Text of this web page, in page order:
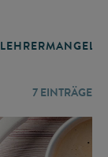
LEHRERMANGEL
7 EINTRÄGE